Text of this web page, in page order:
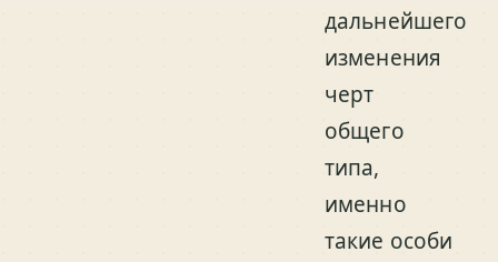
дальнейшего
изменения
черт
общего
типа,
именно
такие особи